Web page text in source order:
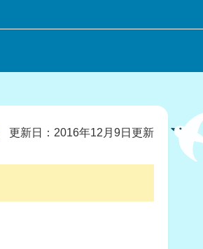
更新日：2016年12月9日更新